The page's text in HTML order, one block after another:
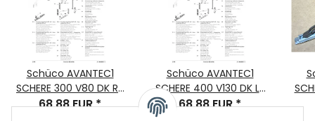
Schüco AVANTEC1
SCHERE 300 V80 DK RS
Bauteil-Nr. 243012 VE=1
68,88 EUR*
Schüco AVANTEC1
SCHERE 400 V130 DK LS
Bauteil-Nr.243013 VE=1
68,88 EUR*